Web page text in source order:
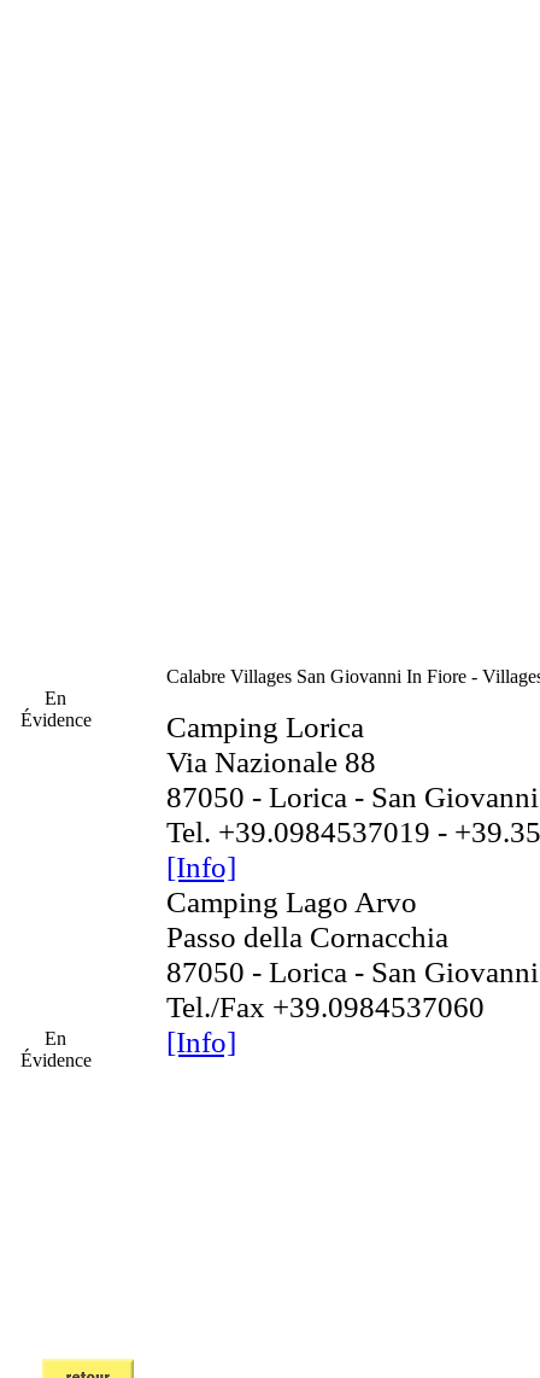
En
Évidence
En
Évidence
Calabre Villages San Giovanni In Fiore -
Camping Lorica
Via Nazionale 88
87050 - Lorica - San
Tel. +39.0984537019 -
[Info]
Camping Lago Arvo
Passo della Cornacchia
87050 - Lorica - San
Tel./Fax +39.0984537060
[Info]